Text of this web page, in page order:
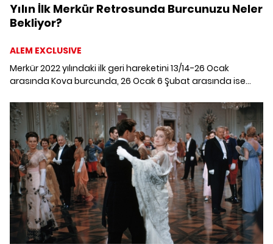
Yılın İlk Merkür Retrosunda Burcunuzu Neler
Bekliyor?
ALEM EXCLUSIVE
Merkür 2022 yılındaki ilk geri hareketini 13/14-26 Ocak
arasında Kova burcunda, 26 Ocak 6 Şubat arasında ise
burçları ve yükselen burçları neler bekliyor?